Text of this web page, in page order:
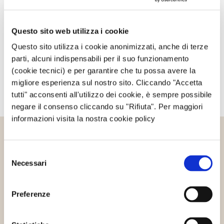
Questo sito web utilizza i cookie
Questo sito utilizza i cookie anonimizzati, anche di terze
parti, alcuni indispensabili per il suo funzionamento
(cookie tecnici) e per garantire che tu possa avere la
migliore esperienza sul nostro sito. Cliccando "Accetta
tutti" acconsenti all'utilizzo dei cookie, è sempre possibile
negare il consenso cliccando su "Rifiuta". Per maggiori
informazioni visita la nostra cookie policy
delNecessari
Preferenze
Avvertimi via email alla pubblicazione di un nuovo
articolo.